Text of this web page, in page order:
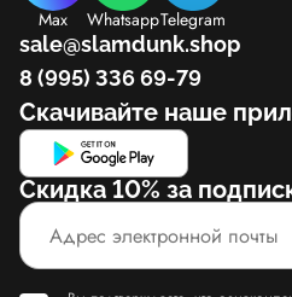
Max WhatsappTelegram
sale@slamdunk.shop
8 (995) 336 69-79
Скачивайте наше
Скидка 10% за